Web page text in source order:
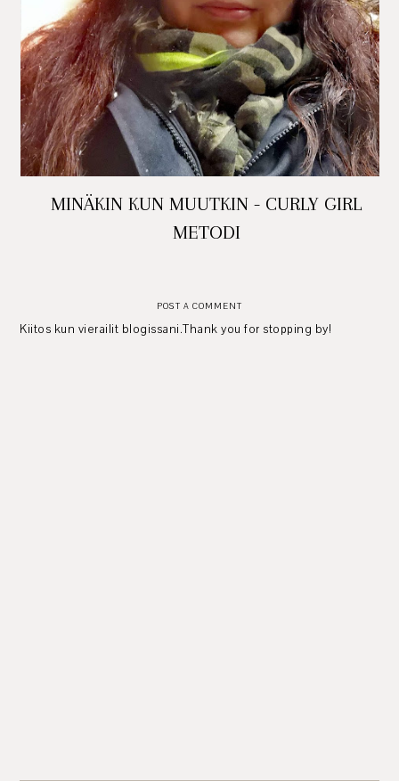
MINÄKIN KUN MUUTKIN - CURLY GIRL
METODI
POST A COMMENT
Kiitos kun vierailit blogissani.Thank you for stopping by!